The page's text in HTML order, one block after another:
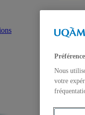
Nous
votre